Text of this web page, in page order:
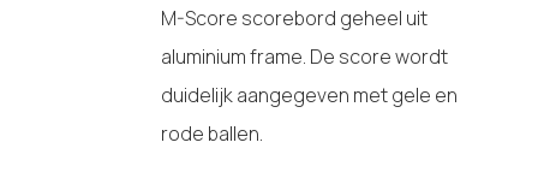
M-Score scorebord geheel uit
aluminium frame. De score wordt
duidelijk aangegeven met gele en
rode ballen.